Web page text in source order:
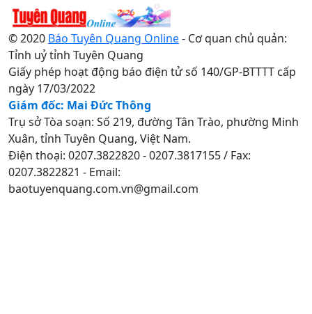
© 2020 Báo Tuyên Quang Online- Cơ quan chủ quản:
Tỉnh uỷ tỉnh Tuyên Quang
Giấy phép hoạt động báo điện tử số 140/GP-BTTTT cấp
ngày 17/03/2022
Giám đốc: Mai Đức Thông
Trụ sở Tòa soạn: Số 219, đường Tân Trào, phường Minh
Xuân, tỉnh Tuyên Quang, Việt Nam.
Điện thoại: 0207.3822820 - 0207.3817155 / Fax:
0207.3822821 - Email:
baotuyenquang.com.vn@gmail.com